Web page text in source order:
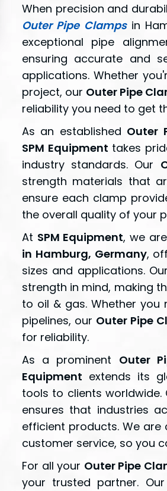
When precision and
Outer Pipe Clampsin
exceptional pipe
ensuring accurate and
applications. Whether
project, our Outer Pipe
reliability you need to get
As an established Outer
SPM Equipment takes
industry standards. Our
strength materials that
ensure each clamp
the overall quality of your
At SPM Equipment, we
in Hamburg, Germany,
sizes and applications.
strength in mind, making
to oil & gas. Whether
pipelines, our Outer Pipe
for reliability.
As a prominent Outer
Equipment extends its
tools to clients worldwide.
ensures that industries
efficient products. We
customer service, so you
For all your Outer Pipe
your trusted partner.